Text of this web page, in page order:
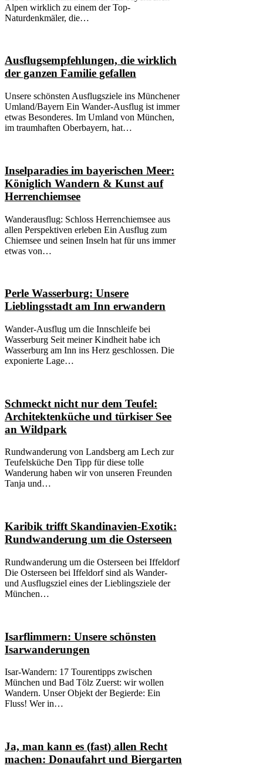
Alpen wirklich zu einem der Top-
Naturdenkmäler, die…
Ausflugsempfehlungen, die wirklich
der ganzen Familie gefallen
Unsere schönsten Ausflugsziele ins Münchener
Umland/Bayern Ein Wander-Ausflug ist immer
etwas Besonderes. Im Umland von München,
im traumhaften Oberbayern, hat…
Inselparadies im bayerischen Meer:
Königlich Wandern & Kunst auf
Herrenchiemsee
Wanderausflug: Schloss Herrenchiemsee aus
allen Perspektiven erleben Ein Ausflug zum
Chiemsee und seinen Inseln hat für uns immer
etwas von…
Perle Wasserburg: Unsere
Lieblingsstadt am Inn erwandern
Wander-Ausflug um die Innschleife bei
Wasserburg Seit meiner Kindheit habe ich
Wasserburg am Inn ins Herz geschlossen. Die
exponierte Lage…
Schmeckt nicht nur dem Teufel:
Architektenküche und türkiser See
an Wildpark
Rundwanderung von Landsberg am Lech zur
Teufelsküche Den Tipp für diese tolle
Wanderung haben wir von unseren Freunden
Tanja und…
Karibik trifft Skandinavien-Exotik:
Rundwanderung um die Osterseen
Rundwanderung um die Osterseen bei Iffeldorf
Die Osterseen bei Iffeldorf sind als Wander-
und Ausflugsziel eines der Lieblingsziele der
München…
Isarflimmern: Unsere schönsten
Isarwanderungen
Isar-Wandern: 17 Tourentipps zwischen
München und Bad Tölz Zuerst: wir wollen
Wandern. Unser Objekt der Begierde: Ein
Fluss! Wer in…
Ja, man kann es (fast) allen Recht
machen: Donaufahrt und Biergarten